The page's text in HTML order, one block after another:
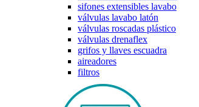
sifones extensibles lavabo
válvulas lavabo latón
válvulas roscadas plástico
válvulas drenaflex
grifos y llaves escuadra
aireadores
filtros